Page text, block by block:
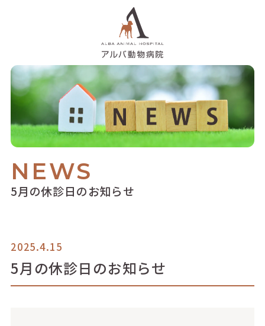
5月の休診日のお知らせ
NEWS
2025.4.15
5月の休診日のお知らせ